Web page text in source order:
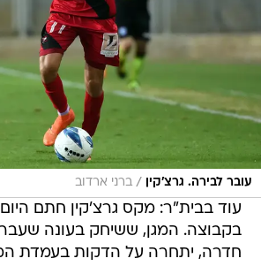
עובר לבירה. גרצ'קין / ברני ארדוב
עוד בבית"ר: מקס גרצ'קין חתם
בקבוצה. המגן, ששיחק בעונה
חדרה, יתחרה על הדקות בעמדת